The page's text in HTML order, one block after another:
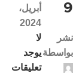
9
نشر
بواسطة
أبريل،
2024
لا
يوجد
تعليقات